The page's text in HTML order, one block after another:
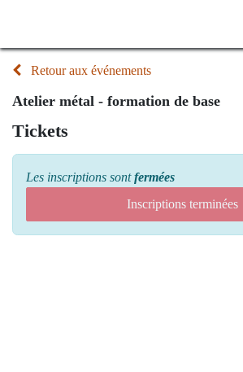
Retour aux événements
Atelier métal - formation de base
Tickets
Les inscriptions sontfermées
Inscriptions terminées